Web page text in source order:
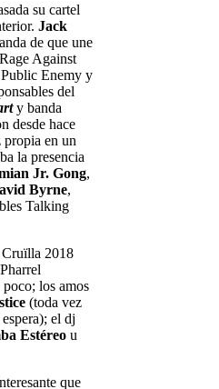
su cartel
Jack
de que une
Against
Enemy y
del
y banda
desde hace
propia en un
la presencia
Jr. Gong,
Byrne,
Talking
Cruïlla 2018
los amos
(toda vez
el dj
Estéreo u
que